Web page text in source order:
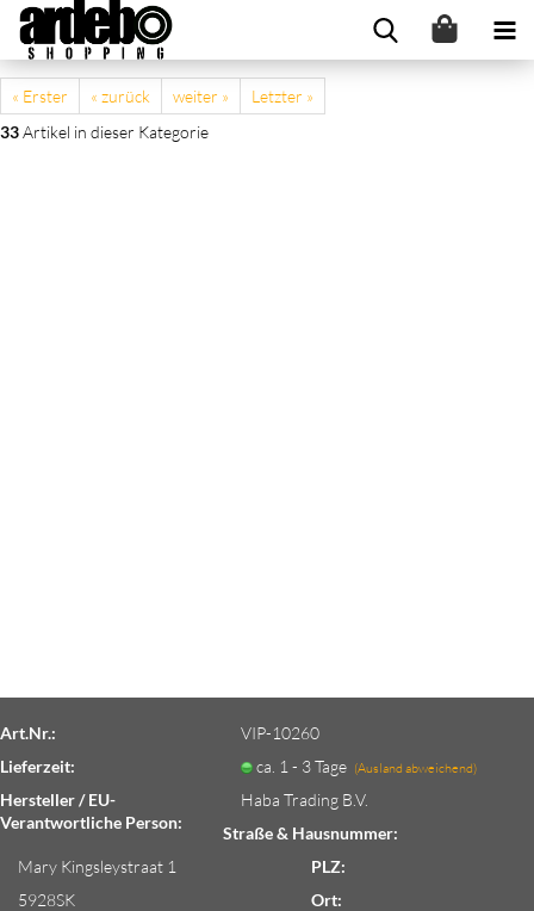
« Erster « zurück weiter »
Letzter »
33Artikel in dieser Kategorie
Art.Nr.:
VIP-10260
Lieferzeit:
ca. 1 - 3 Tage (Ausland abweichend)
Hersteller / EU-
Verantwortliche Person:
Haba Trading B.V.
Straße & Hausnummer:
Mary Kingsleystraat 1
PLZ:
5928SK
Ort: